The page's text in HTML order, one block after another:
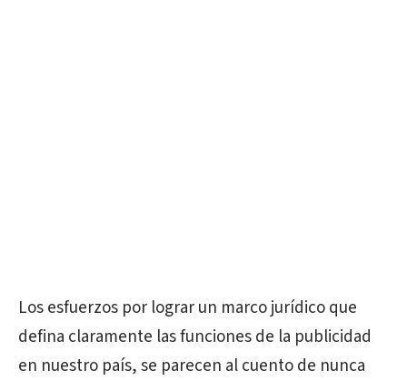
Los esfuerzos por lograr un marco jurídico que
defina claramente las funciones de la publicidad
en nuestro país, se parecen al cuento de nunca